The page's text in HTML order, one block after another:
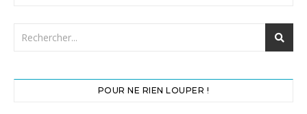
POUR NE RIEN LOUPER !